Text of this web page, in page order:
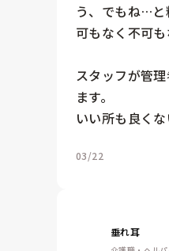
う、でもね…と
可もなく不可
スタッフが管
ます。
いい所も良く
03/22
垂れ耳